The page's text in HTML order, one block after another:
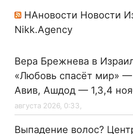
НАновости Новости
Nikk.Agency
Вера Брежнева в
«Любовь спасёт мир»
Авив, Ашдод — 1,3,4
августа 2026, 0:33,
Выпадение волос?